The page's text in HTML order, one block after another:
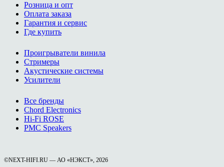
Розница и опт
Оплата заказа
Гарантия и сервис
Где купить
Проигрыватели винила
Стримеры
Акустические системы
Усилители
Все бренды
Chord Electronics
Hi-Fi ROSE
PMC Speakers
©NEXT-HIFI.RU — АО «НЭКСТ», 2026